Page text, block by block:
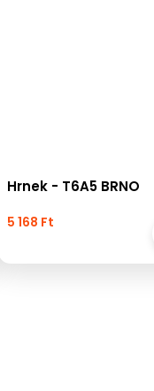
Hrnek - T6A5 BRNO
5 168 Ft